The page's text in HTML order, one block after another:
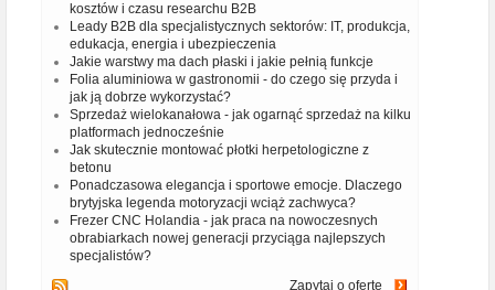
kosztów i czasu researchu B2B
Leady B2B dla specjalistycznych sektorów: IT, produkcja,
edukacja, energia i ubezpieczenia
Jakie warstwy ma dach płaski i jakie pełnią funkcje
Folia aluminiowa w gastronomii - do czego się przyda i
jak ją dobrze wykorzystać?
Sprzedaż wielokanałowa - jak ogarnąć sprzedaż na kilku
platformach jednocześnie
Jak skutecznie montować płotki herpetologiczne z
betonu
Ponadczasowa elegancja i sportowe emocje. Dlaczego
brytyjska legenda motoryzacji wciąż zachwyca?
Frezer CNC Holandia - jak praca na nowoczesnych
obrabiarkach nowej generacji przyciąga najlepszych
specjalistów?
Zapytaj o ofertę